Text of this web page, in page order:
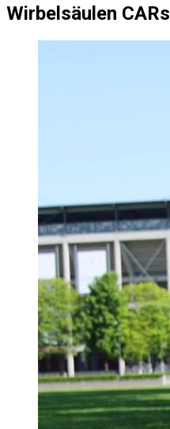
Wirbelsäulen CARs